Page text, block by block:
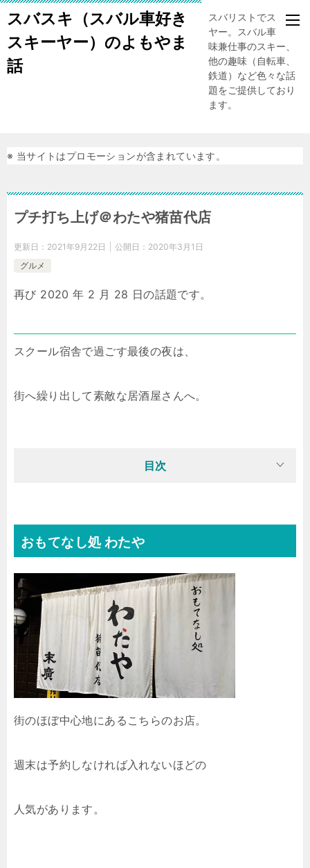
スバスキ（スバル車好き
スキーヤー）のよもやま
話
スバリストでスキー
ヤー。スバル車、趣
味兼仕事のスキー、
他の趣味（自転車、
鉄道）など色々な話
題をご提供しており
ます。
※ 当サイトはプロモーションが含まれています。
プチ打ち上げ＠わたや猪苗代店
更新日： 2021年9月22日 公開日： 2020年3月1日
グルメ
再び 2020 年 2 月 28 日の話題です。
スクール宿舎で過ごす最後の夜は、
街へ繰り出して素敵な居酒屋さんへ。
目次
おもてなし処 わたや
街のほぼ中心地にあるこちらのお店。
週末は予約しなければ入れないほどの
人気があります。